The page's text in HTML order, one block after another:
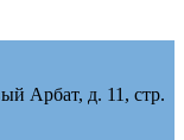
Арбат, д. 11, стр.